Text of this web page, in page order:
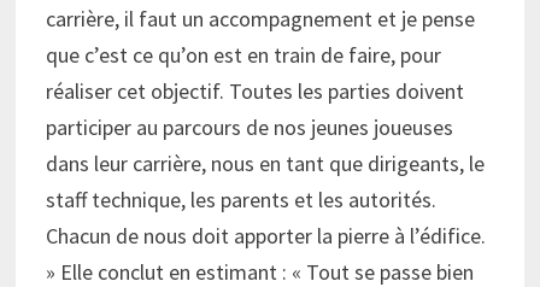
carrière, il faut un accompagnement et je pense
que c’est ce qu’on est en train de faire, pour
réaliser cet objectif. Toutes les parties doivent
participer au parcours de nos jeunes joueuses
dans leur carrière, nous en tant que dirigeants, le
staff technique, les parents et les autorités.
Chacun de nous doit apporter la pierre à l’édifice.
» Elle conclut en estimant : « Tout se passe bien